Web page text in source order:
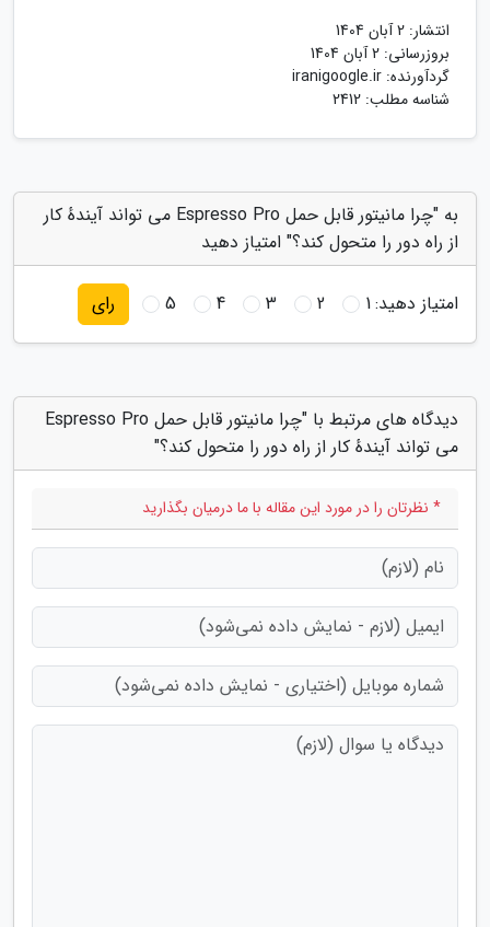
انتشار: 2 آبان 1404
بروزرسانی: 2 آبان 1404
گردآورنده: iranigoogle.ir
شناسه مطلب: 2412
به "چرا مانیتور قابل حمل Espresso Pro می تواند آیندهٔ کار
از راه دور را متحول کند؟" امتیاز دهید
امتیاز دهید:1
2
3
4
5 رای
دیدگاه های مرتبط با "چرا مانیتور قابل حمل Espresso Pro
می تواند آیندهٔ کار از راه دور را متحول کند؟"
* نظرتان را در مورد این مقاله با ما درمیان بگذارید